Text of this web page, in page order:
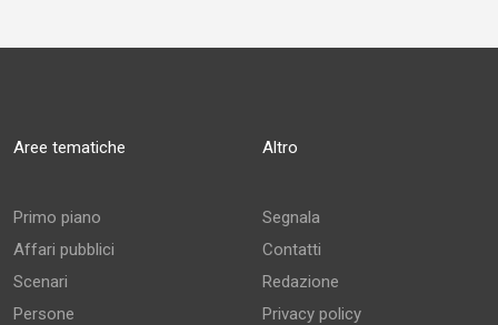
Aree tematiche
Primo piano
Affari pubblici
Scenari
Persone
Altro
Segnala
Contatti
Redazione
Privacy policy